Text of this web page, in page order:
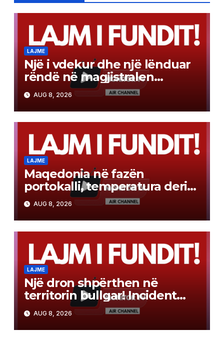
LAJME
Një i vdekur dhe një lënduar
rëndë në magjistralen
Gostivar-Kërçovë
AUG 8, 2026
LAJME
Maqedonia në fazën
portokalli, temperatura deri
në 40°C, ISHP me
rekomandime për mbrojtje
shëndetësore
AUG 8, 2026
LAJME
Një dron shpërthen në
territorin bullgar! Incident
pranë gazsjellësit trans-
ballkanik, autoritetet hetojnë
AUG 8, 2026